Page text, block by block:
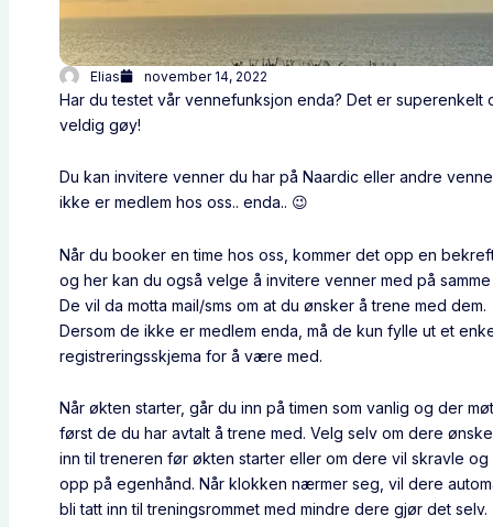
Elias november 14, 2022
Har du testet vår vennefunksjon enda? Det er superenkelt
veldig gøy!
Du kan invitere venner du har på Naardic eller andre
ikke er medlem hos oss.. enda.. 😉
Når du booker en time hos oss, kommer det opp en
og her kan du også velge å invitere venner med på
De vil da motta mail/sms om at du ønsker å trene med dem.
Dersom de ikke er medlem enda, må de kun fylle ut et
registreringsskjema for å være med.
Når økten starter, går du inn på timen som vanlig og der
først de du har avtalt å trene med. Velg selv om dere
inn til treneren før økten starter eller om dere vil skravle og
opp på egenhånd. Når klokken nærmer seg, vil dere
bli tatt inn til treningsrommet med mindre dere gjør det selv.